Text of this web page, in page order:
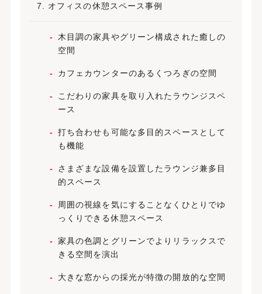
オフィスの休憩スペース事例
木目調の家具やグリーン構成された癒しの
空間
カフェカウンターのあるくつろぎの空間
こだわりの家具を取り入れたラウンジスペ
ース
打ち合わせも可能な多目的スペースとして
も機能
さまざまな設備を設置したラウンジ兼多目
的スペース
周囲の視線を気にすることなくひとりでゆ
っくりできる休憩スペース
家具の色調とグリーンでよりリラックスで
きる空間を演出
大きな窓からの採光が特徴の開放的な空間